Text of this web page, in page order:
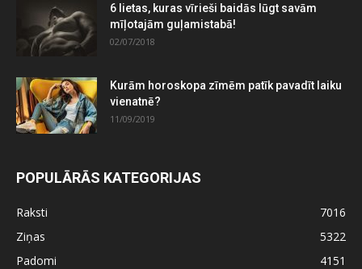
6 lietas, kuras vīrieši baidās lūgt savām
mīļotajām guļamistabā!
02/07/2018
Kurām horoskopa zīmēm patīk pavadīt laiku
vienatnē?
11/09/2019
POPULĀRĀS KATEGORIJAS
Raksti
7016
Ziņas
5322
Padomi
4151